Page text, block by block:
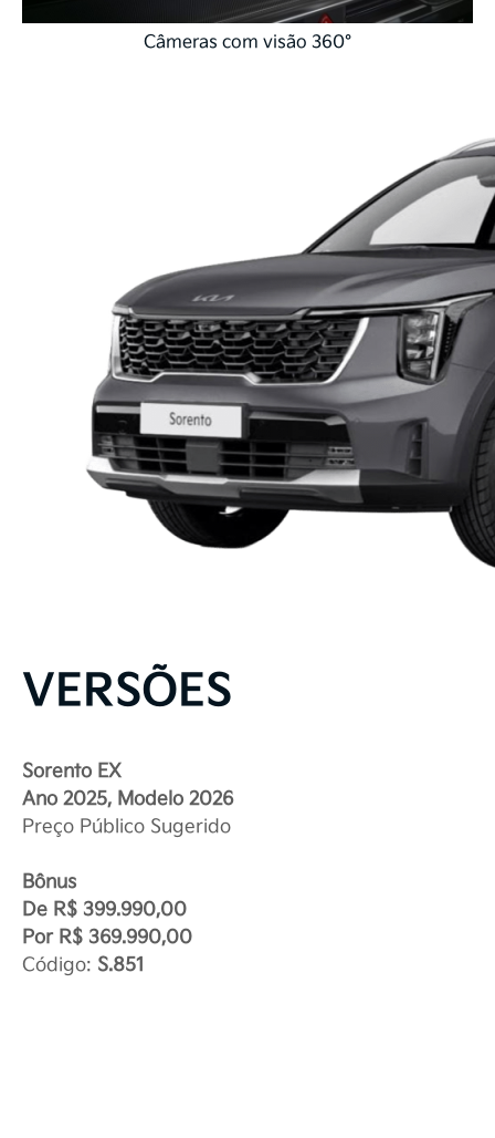
Câmeras com visão 360°
VERSÕES
Sorento EX
Ano 2025, Modelo 2026
Preço Público Sugerido
Bônus
De R$ 399.990,00
Por R$ 369.990,00
Código: S.851